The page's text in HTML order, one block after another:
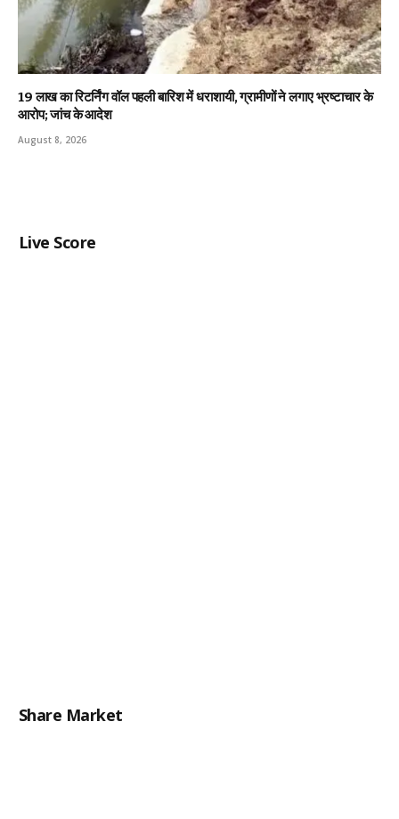
19 लाख का रिटर्निंग वॉल पहली बारिश में धराशायी, ग्रामीणों ने लगाए भ्रष्टाचार के
आरोप; जांच के आदेश
August 8, 2026
Live Score
Share Market